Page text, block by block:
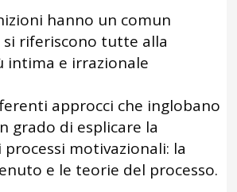
hanno un comun
riferiscono tutte alla
intima e irrazionale
approcci che inglobano
grado di esplicare la
motivazionali: la
e le teorie del processo.